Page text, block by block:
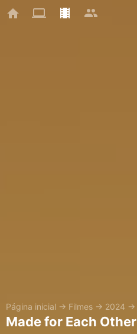
Página inicial → Filmes → 2024 →
Made for Each Other